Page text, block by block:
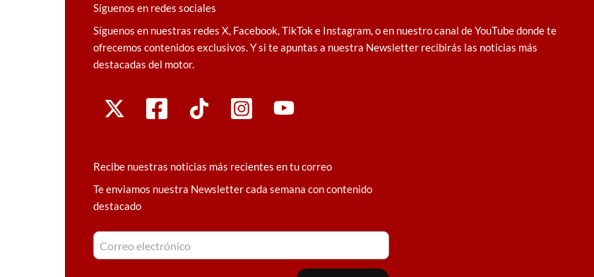
Síguenos en redes sociales
Síguenos en nuestras redes X, Facebook, TikTok e Instagram, o en nuestro canal de YouTube donde te
ofrecemos contenidos exclusivos. Y si te apuntas a nuestra Newsletter recibirás las noticias más
destacadas del motor.
Recibe nuestras noticias más recientes en tu correo
Te enviamos nuestra Newsletter cada semana con contenido
destacado